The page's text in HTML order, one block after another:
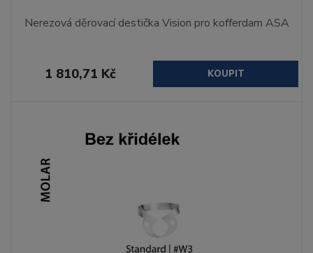
Nerezová děrovací destička Vision pro kofferdam ASA
1 810,71 Kč KOUPIT